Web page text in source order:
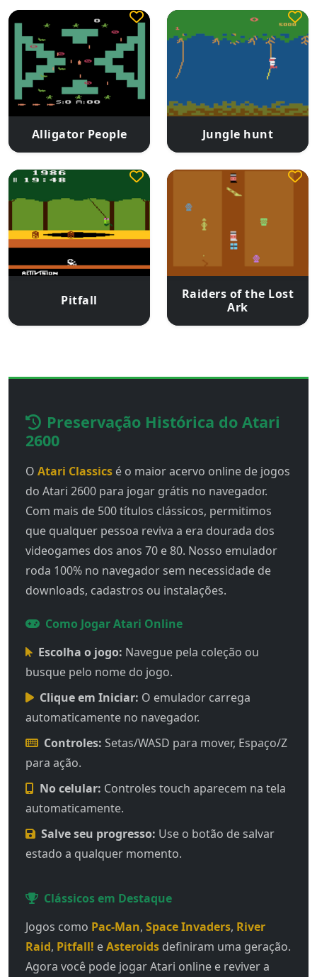
Alligator People Jungle hunt
Pitfall
Raiders of the Lost
Ark
Preservação Histórica do Atari
2600
O Atari Classics é o maior acervo online de jogos
do Atari 2600 para jogar grátis no navegador.
Com mais de 500 títulos clássicos, permitimos
que qualquer pessoa reviva a era dourada dos
videogames dos anos 70 e 80. Nosso emulador
roda 100% no navegador sem necessidade de
downloads, cadastros ou instalações.
Como Jogar Atari Online
Escolha o jogo: Navegue pela coleção ou
busque pelo nome do jogo.
Clique em Iniciar: O emulador carrega
automaticamente no navegador.
Controles: Setas/WASD para mover, Espaço/Z
para ação.
No celular: Controles touch aparecem na tela
automaticamente.
Salve seu progresso: Use o botão de salvar
estado a qualquer momento.
Clássicos em Destaque
Jogos como Pac-Man, Space Invaders, River
Raid, Pitfall! eAsteroids definiram uma geração.
Agora você pode jogar Atari online e reviver a